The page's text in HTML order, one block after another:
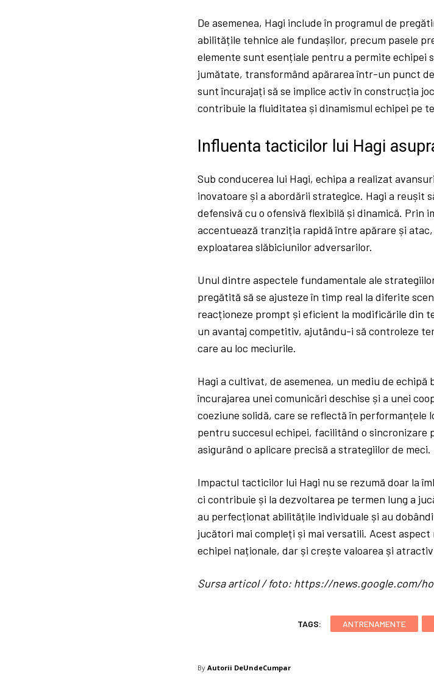
De asemenea, Hagi include în programul de
abilitățile tehnice ale fundașilor, precum pasele
elemente sunt esențiale pentru a permite
jumătate, transformând apărarea într-un punct
sunt încurajați să se implice activ în construcția
contribuie la fluiditatea și dinamismul echipei pe
Influenta tacticilor lui Hagi
Sub conducerea lui Hagi, echipa a realizat
inovatoare și a abordării strategice. Hagi a reușit
defensivă cu o ofensivă flexibilă și dinamică. Prin
accentuează tranziția rapidă între apărare și
exploatarea slăbiciunilor adversarilor.
Unul dintre aspectele fundamentale ale
pregătită să se ajusteze în timp real la diferite
reacționeze prompt și eficient la modificările din
un avantaj competitiv, ajutându-i să controleze
care au loc meciurile.
Hagi a cultivat, de asemenea, un mediu de
încurajarea unei comunicări deschise și a unei
coeziune solidă, care se reflectă în
pentru succesul echipei, facilitând o sincronizare
asigurând o aplicare precisă a strategiilor de meci.
Impactul tacticilor lui Hagi nu se rezumă doar la
ci contribuie și la dezvoltarea pe termen lung a
au perfecționat abilitățile individuale și au
jucători mai compleți și mai versatili. Acest
echipei naționale, dar și crește valoarea și
Sursa articol / foto: https://news.google.com/
TAGS: ANTRENAMENTE
By Autorii DeUndeCumpar